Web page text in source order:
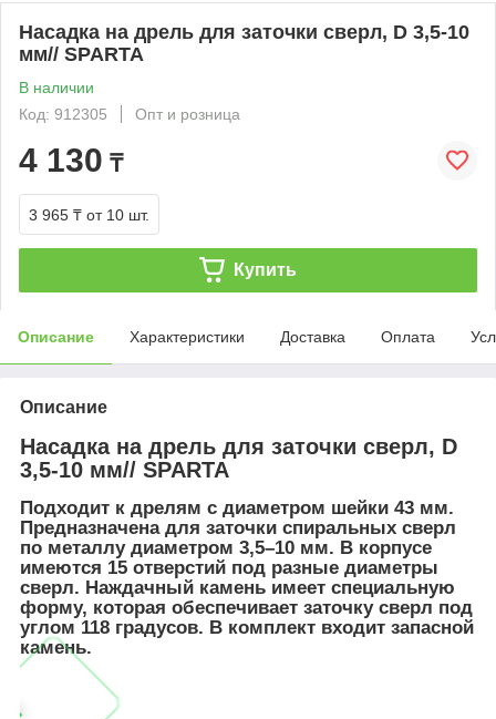
Насадка на дрель для заточки сверл, D 3,5-10
мм// SPARTA
В наличии
Код: 912305
Опт и розница
4 130 ₸
3 965 ₸ от 10 шт.
Купить
Описание Характеристики Доставка Оплата
Описание
Насадка на дрель для заточки сверл, D
3,5-10 мм// SPARTA
Подходит к дрелям с диаметром шейки 43 мм.
Предназначена для заточки спиральных сверл
по металлу диаметром 3,5–10 мм. В корпусе
имеются 15 отверстий под разные диаметры
сверл. Наждачный камень имеет специальную
форму, которая обеспечивает заточку сверл под
углом 118 градусов. В комплект входит запасной
камень.